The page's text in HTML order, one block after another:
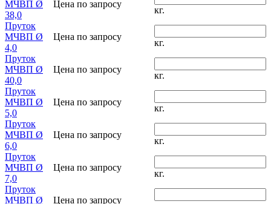
МЧВП Ø
38,0
Цена по запросу
кг.
Пруток
МЧВП Ø
4,0
Цена по запросу
кг.
Пруток
МЧВП Ø
40,0
Цена по запросу
кг.
Пруток
МЧВП Ø
5,0
Цена по запросу
кг.
Пруток
МЧВП Ø
6,0
Цена по запросу
кг.
Пруток
МЧВП Ø
7,0
Цена по запросу
кг.
Пруток
МЧВП Ø
Цена по запросу